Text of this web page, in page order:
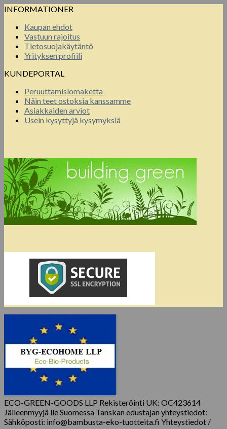
INFORMATIONER
Kaupan ehdot
Vastuun rajoitus
Tietosuojakäytäntö
Yrityksen profiili
KUNDEPORTAL
Peruuttamislomaketta
Näin teet ostoksia kanssamme
Asiakkaiden arviot
Usein kysyttyjä kysymyksiä
ECO-GREEN-GOODS LLP Rekisteröinti UK: OC423614
Jälleenmyyjä lle Suomessa Tanskan edustajan yhteystiedot:
Sähköposti: info@bambusta-eko-tuotteita.fi Yhteystiedot /